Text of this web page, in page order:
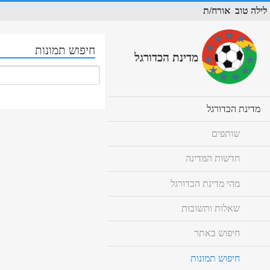
לילה טוב אורח/ת
חיפוש תמונות
מדינת הכדורגל
מדינת הכדורגל
to
שותפים
חדשות המדינה
מהי מדינת הכדורגל
שאלות ותשובות
חיפוש באתר
חיפוש תמונות